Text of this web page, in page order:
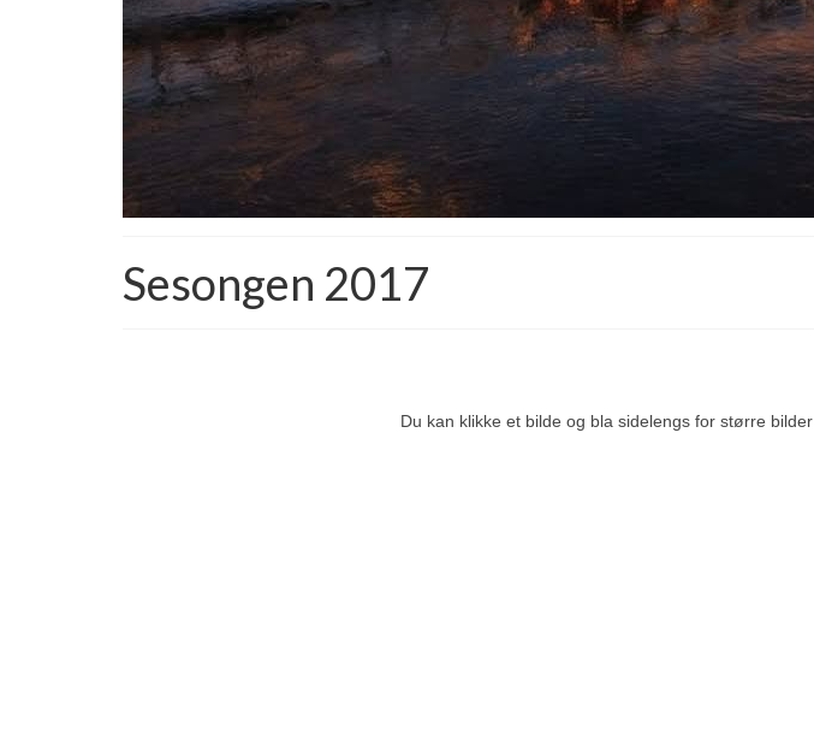
Sesongen 2017
Du kan klikke et bilde og bla sidelengs for større bilder